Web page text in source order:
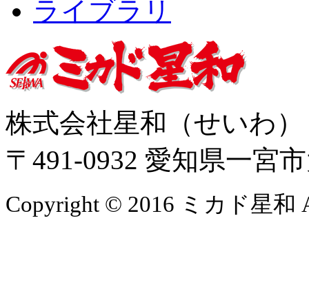
ライブラリ
株式会社星和（せいわ
〒491-0932 愛知県一宮
Copyright © 2016 ミカド星和